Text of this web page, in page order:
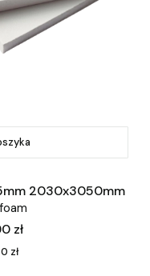
2030x3050mm
zł
zł